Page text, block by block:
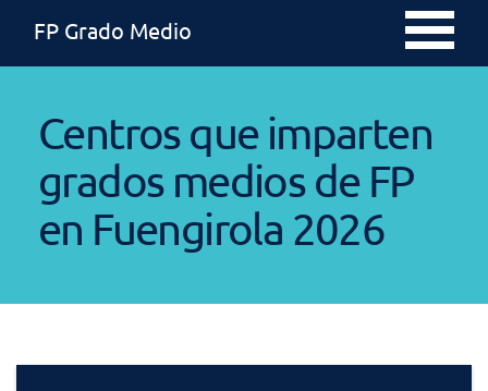
FP Grado Medio
Centros que imparten
grados medios de FP
en Fuengirola 2026